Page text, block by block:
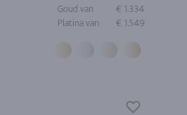
Goud van
€ 1.334
Platina van
€ 1.549